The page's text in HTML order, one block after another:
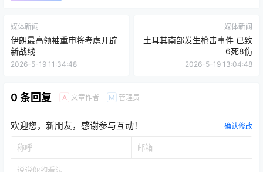
媒体新闻
伊朗最高领袖重申将考虑开辟
新战线
2026-5-19 11:34:48
媒体新闻
土耳其南部发生枪击事件 已致
6死8伤
2026-5-19 13:04:48
0 条回复 A 文章作者 M 管理员
欢迎您，新朋友，感谢参与互动！ 确认修改